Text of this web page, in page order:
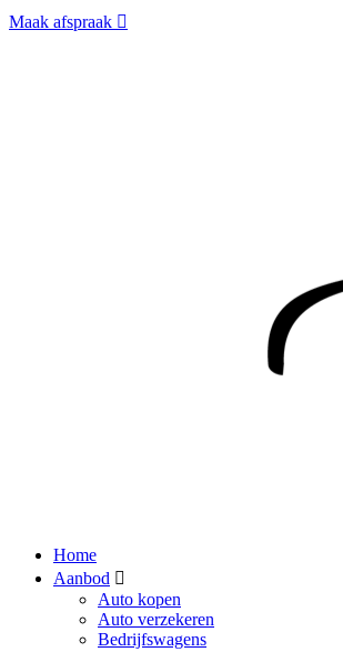
Maak afspraak
Home
Aanbod
Auto kopen
Auto verzekeren
Bedrijfswagens